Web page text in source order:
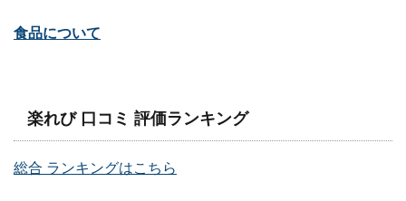
食品について
楽れび 口コミ 評価ランキング
総合 ランキングはこちら